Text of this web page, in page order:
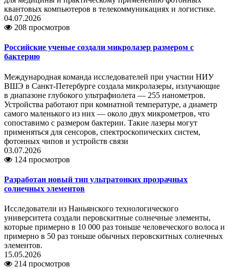
квантовых компьютеров в телекоммуникациях и логистике.
04.07.2026
208 просмотров
Российские ученые создали микролазер размером с
бактерию
Международная команда исследователей при участии НИУ
ВШЭ в Санкт-Петербурге создала микролазеры, излучающие
в диапазоне глубокого ультрафиолета — 255 нанометров.
Устройства работают при комнатной температуре, а диаметр
самого маленького из них — около двух микрометров, что
сопоставимо с размером бактерии. Такие лазеры могут
применяться для сенсоров, спектроскопических систем,
фотонных чипов и устройств связи
03.07.2026
124 просмотров
Разработан новый тип ультратонких прозрачных
солнечных элементов
Исследователи из Наньянского технологического
университета создали перовскитные солнечные элементы,
которые примерно в 10 000 раз тоньше человеческого волоса и
примерно в 50 раз тоньше обычных перовскитных солнечных
элементов.
15.05.2026
214 просмотров